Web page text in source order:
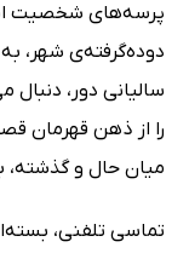
پرسه‌های شخصیت
دوده‌گرفته‌ی شهر،
سالیانی دور،
را از ذهن قهرمان
میان حال و گذشته،
تماسی تلفنی،